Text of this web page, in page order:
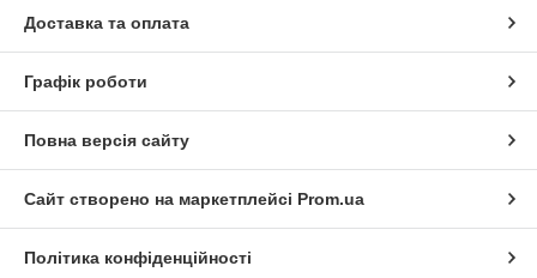
Доставка та оплата
Графік роботи
Повна версія сайту
Сайт створено на маркетплейсі Prom.ua
Політика конфіденційності